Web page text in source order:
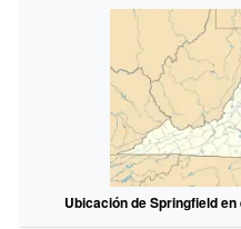
Ubicación de Springfield en